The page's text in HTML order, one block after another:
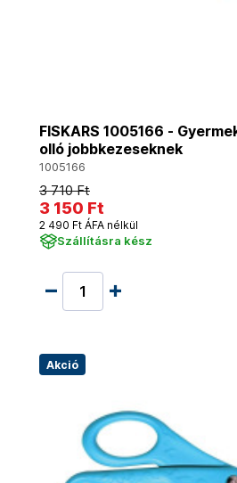
FISKARS 1005166 -
olló jobbkezeseknek
1005166
3 710 Ft
3 150 Ft
2 490 Ft ÁFA nélkül
Szállításra kész
Akció